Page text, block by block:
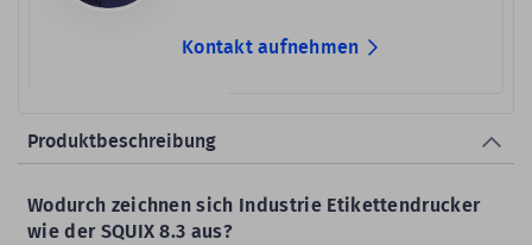
Kontakt aufnehmen
Produktbeschreibung
Wodurch zeichnen sich Industrie Etikettendrucker
wie der SQUIX 8.3 aus?